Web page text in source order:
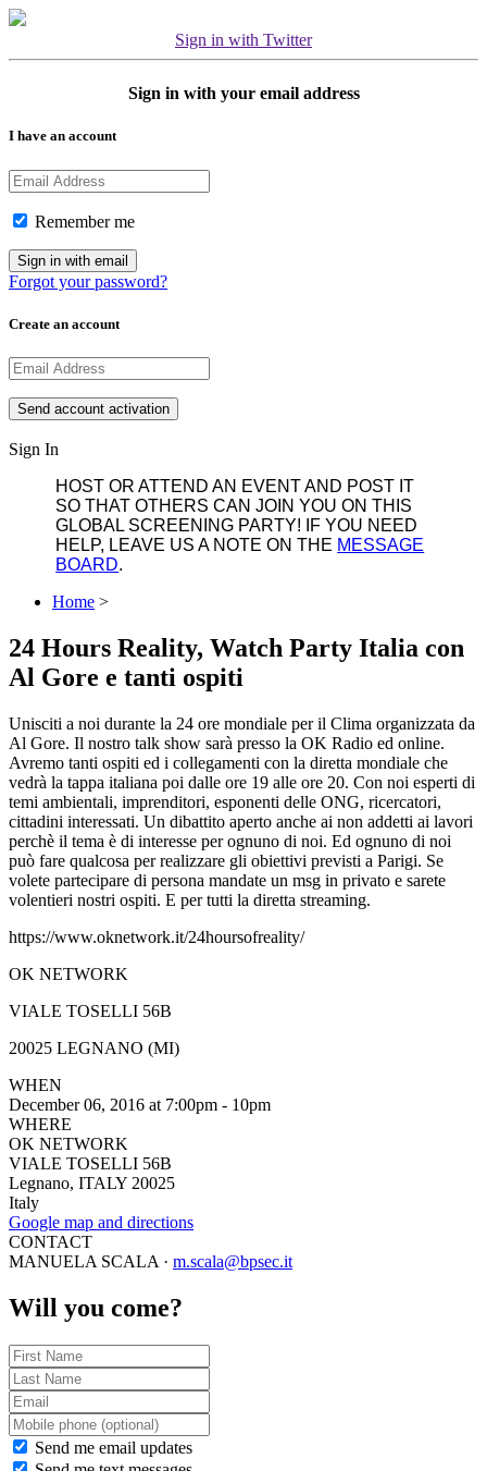
Sign in with Twitter
Sign in with your email address
I have an account
Remember me
Forgot your password?
Create an account
Sign In
HOST OR ATTEND AN EVENT AND POST IT
SO THAT OTHERS CAN JOIN YOU ON THIS
GLOBAL SCREENING PARTY! IF YOU NEED
HELP, LEAVE US A NOTE ON THE MESSAGE
BOARD.
Home >
24 Hours Reality, Watch Party Italia con
Al Gore e tanti ospiti
Unisciti a noi durante la 24 ore mondiale per il Clima organizzata da
Al Gore. Il nostro talk show sarà presso la OK Radio ed online.
Avremo tanti ospiti ed i collegamenti con la diretta mondiale che
vedrà la tappa italiana poi dalle ore 19 alle ore 20. Con noi esperti di
temi ambientali, imprenditori, esponenti delle ONG, ricercatori,
cittadini interessati. Un dibattito aperto anche ai non addetti ai lavori
perchè il tema è di interesse per ognuno di noi. Ed ognuno di noi
può fare qualcosa per realizzare gli obiettivi previsti a Parigi. Se
volete partecipare di persona mandate un msg in privato e sarete
volentieri nostri ospiti. E per tutti la diretta streaming.
https://www.oknetwork.it/24hoursofreality/
OK NETWORK
VIALE TOSELLI 56B
20025 LEGNANO (MI)
WHEN
December 06, 2016 at 7:00pm - 10pm
WHERE
OK NETWORK
VIALE TOSELLI 56B
Legnano, ITALY 20025
Italy
Google map and directions
CONTACT
MANUELA SCALA · m.scala@bpsec.it
Will you come?
Send me email updates